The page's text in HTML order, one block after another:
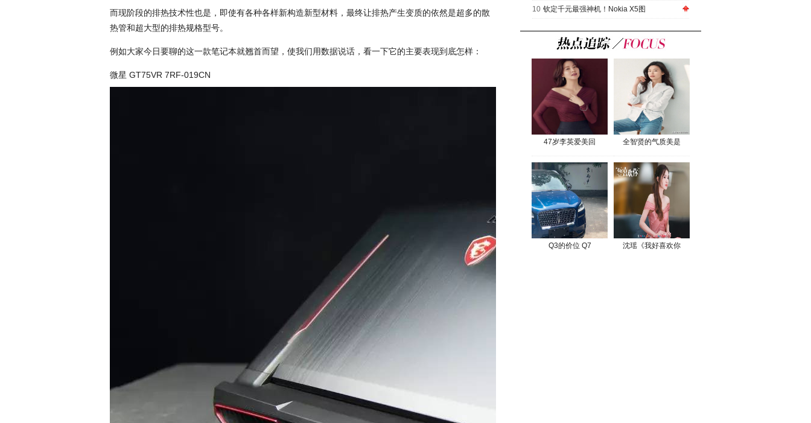
而现阶段的排热技术性也是，即使有各种各样新构造新型材料，最终让排热产生变质的依然是超多的散
热管和超大型的排热规格型号。
例如大家今日要聊的这一款笔记本就翘首而望，使我们用数据说话，看一下它的主要表现到底怎样：
微星 GT75VR 7RF-019CN
10 钦定千元最强神机！Nokia X5图
47岁李英爱美回 全智贤的气质美是
Q3的价位 Q7 沈瑶《我好喜欢你